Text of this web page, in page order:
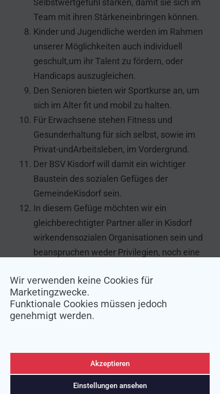
Wir verwenden keine Cookies für
Marketingzwecke.
Funktionale Cookies müssen jedoch
genehmigt werden.
Akzeptieren
Einstellungen ansehen
Selbstwertgefühl stärken, damit sie sich im
Team mit ihren Stärkeneinbringen können.
Kinder und Jugendliche werden im Rahmen
unserer Möglichkeiten auch individuell
geschult,um ihr Talent zu fördern, oder
Handicaps auszugleichen.
Den Senioren bieten wir Sportkurse an, um
sich im Alter fit und mobil zu halten.
Für Erwachsene stehen Fitness und
Gesunderhaltung für sich selbst, sowie im
Privat-undArbeitsleben, im Vordergrund.
Der BSV Kisdorf will damit ein wichtiger
Baustein des sozialen Gefüges der
GemeindeKisdorf sein.
In diesem Gefüge möchten wir ein
gleichberechtigter Partner aller in Kisdorf
wirkendensozialen Organisationen sein und
beanspruchen weder Privilegien, noch eine
Zu diesen Organisationen möchten wir nicht
als Konkurrent, sondern als
gleichberechtigtwirkender Partner eine
© 2026 — BSV-Kisdorf e.V. | Alle Rechte vorbehalten.
Datenschutzerklärung|Impressum